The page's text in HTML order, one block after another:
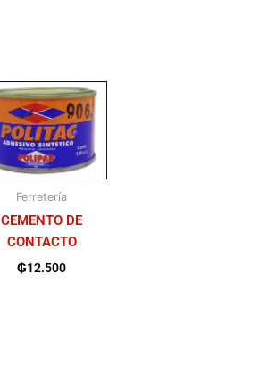
Ferretería
CEMENTO DE
CONTACTO
₲12.500